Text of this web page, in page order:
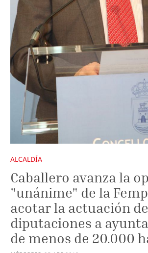
ALCALDÍA
Caballero avanza la
"unánime" de la
acotar la actuación
diputaciones a
de menos de 20.000